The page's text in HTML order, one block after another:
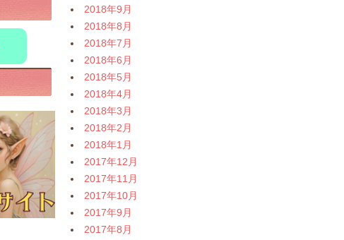
2018年9月
2018年8月
2018年7月
2018年6月
2018年5月
2018年4月
2018年3月
2018年2月
2018年1月
2017年12月
2017年11月
2017年10月
2017年9月
2017年8月